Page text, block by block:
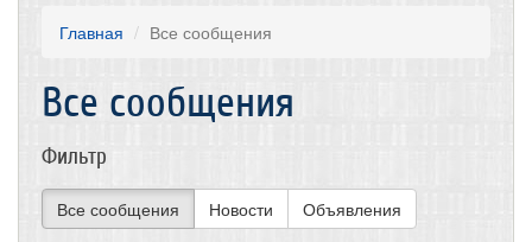
Главная Все сообщения
Все сообщения
Фильтр
Все сообщения Новости Объявления